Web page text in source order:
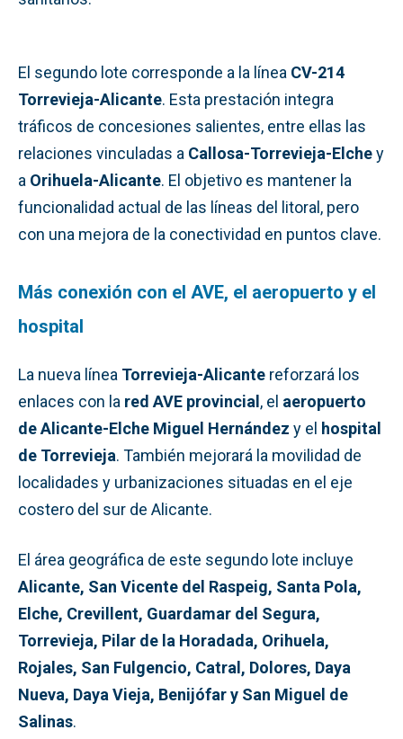
El segundo lote corresponde a la línea CV-214
Torrevieja-Alicante. Esta prestación integra
tráficos de concesiones salientes, entre ellas las
relaciones vinculadas a Callosa-Torrevieja-Elchey
a Orihuela-Alicante. El objetivo es mantener la
funcionalidad actual de las líneas del litoral, pero
con una mejora de la conectividad en puntos clave.
Más conexión con el AVE, el aeropuerto y el
hospital
La nueva línea Torrevieja-Alicante reforzará los
enlaces con la red AVE provincial, el aeropuerto
de Alicante-Elche Miguel Hernández y el hospital
de Torrevieja. También mejorará la movilidad de
localidades y urbanizaciones situadas en el eje
costero del sur de Alicante.
El área geográfica de este segundo lote incluye
Alicante, San Vicente del Raspeig, Santa Pola,
Elche, Crevillent, Guardamar del Segura,
Torrevieja, Pilar de la Horadada, Orihuela,
Rojales, San Fulgencio, Catral, Dolores, Daya
Nueva, Daya Vieja, Benijófar y San Miguel de
Salinas.